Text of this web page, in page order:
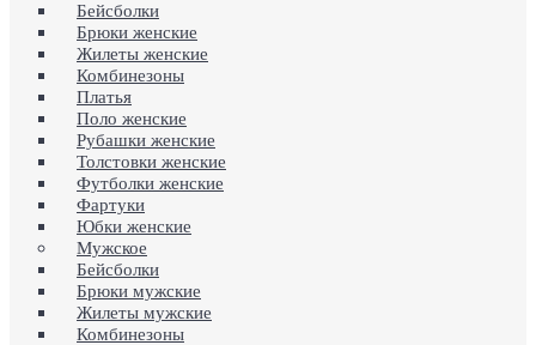
Бейсболки
Брюки женские
Жилеты женские
Комбинезоны
Платья
Поло женские
Рубашки женские
Толстовки женские
Футболки женские
Фартуки
Юбки женские
Мужское
Бейсболки
Брюки мужские
Жилеты мужские
Комбинезоны